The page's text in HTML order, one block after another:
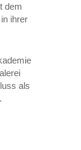
dem
ihrer
als